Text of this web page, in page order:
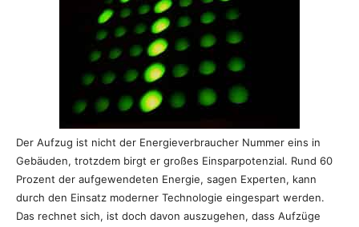
Der Aufzug ist nicht der Energieverbraucher Nummer eins in
Gebäuden, trotzdem birgt er großes Einsparpotenzial. Rund 60
Prozent der aufgewendeten Energie, sagen Experten, kann
durch den Einsatz moderner Technologie eingespart werden.
Das rechnet sich, ist doch davon auszugehen, dass Aufzüge